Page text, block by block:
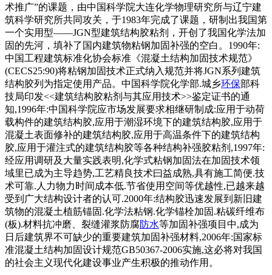
术推广”的课题，由中国科学院大连化学物理研究所与辽宁建
筑科学研究所共同攻关，于1983年完成了课题，研制出我国第
一个实用型——JGN型建筑结构胶粘剂，开创了我国化学法加
固的先河，填补了国内建筑物粘钢加固补强的空白。1990年:
中国工程建筑标准化协会标准《混凝土结构加固技术规范》
(CECS25:90)将粘钢加固技术正式纳入规范并将JGN系列建筑
结构胶列为指定使用产品。中国科学院化学部.城乡环保部科
技局印发<<建筑结构胶粘剂与其应用技术>>鉴定证书的通
知,1996年:中国科学院应市场发展要求相继研制成:应用于动荷
载构件的建筑结构胶,应用于潮湿环境下的建筑结构胶,应用于
混凝土表面修补的建筑结构胶,应用于高温条件下的建筑结构
胶,应用于灌注式的建筑结构胶等各种结构补强胶粘剂,1997年:
经应用调研及大量实践表明,化学式粘钢加固法在加固技术领
域里已成为主导趋势,工艺精良技术曰益成熟,具有施工简便.技
术可靠.人力物力时间成本低.节省使用空间等优越性,已越来越
受到广大结构设计者的认可.2000年:结构胶迅速发展到新旧建
筑物的混凝土植筋锚固.化学法粘钢.化学锚栓加固.粘碳纤维布
(板).材料抗冲磨、裂缝灌浆防腐防水等加固补强项目中,成为
日后建筑界不可缺少的重要建筑加固补强材料,2006年:国家标
准混凝土结构加固设计规范GB50367-2006实施,这必将对我国
的社会主义现代化建设事业产生积极的推动作用。